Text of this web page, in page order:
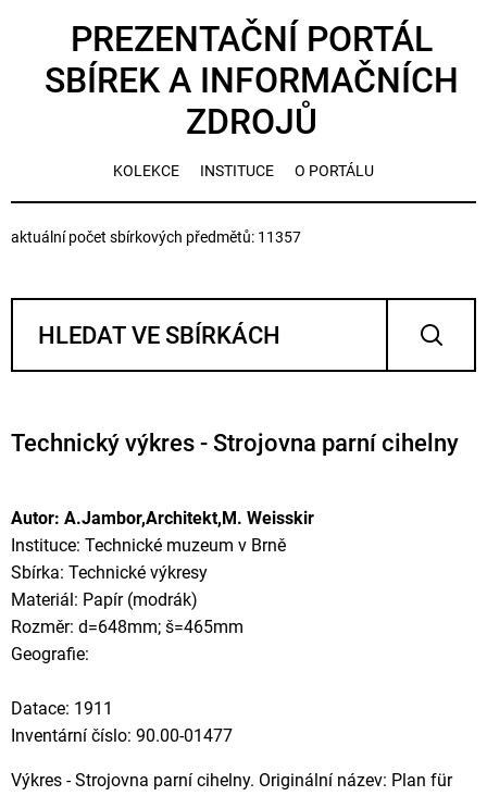
PREZENTAČNÍ PORTÁL
SBÍREK A INFORMAČNÍCH
ZDROJŮ
KOLEKCE INSTITUCE O PORTÁLU
aktuální počet sbírkových předmětů: 11357
Technický výkres - Strojovna parní cihelny
Autor: A.Jambor,Architekt,M. Weisskir
Instituce: Technické muzeum v Brně
Sbírka: Technické výkresy
Materiál: Papír (modrák)
Rozměr: d=648mm; š=465mm
Geografie:
Datace: 1911
Inventární číslo: 90.00-01477
Výkres - Strojovna parní cihelny. Originální název: Plan für